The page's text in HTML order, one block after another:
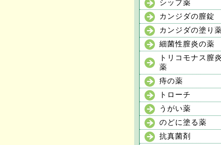
シップ薬
カンジダの膣錠
カンジダの塗り
細菌性膣炎の薬
トリコモナス膣
薬
痔の薬
トローチ
うがい薬
のどに塗る薬
抗真菌剤